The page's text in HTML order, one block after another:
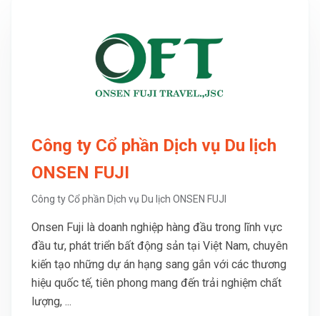
Công ty Cổ phần Dịch vụ Du lịch
ONSEN FUJI
Công ty Cổ phần Dịch vụ Du lịch ONSEN FUJI
Onsen Fuji là doanh nghiệp hàng đầu trong lĩnh vực
đầu tư, phát triển bất động sản tại Việt Nam, chuyên
kiến tạo những dự án hạng sang gắn với các thương
hiệu quốc tế, tiên phong mang đến trải nghiệm chất
lượng, ...